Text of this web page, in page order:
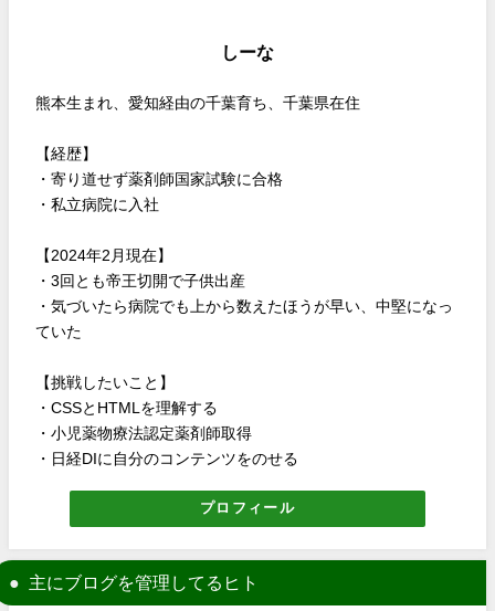
しーな
熊本生まれ、愛知経由の千葉育ち、千葉県在住
【経歴】
・寄り道せず薬剤師国家試験に合格
・私立病院に入社
【2024年2月現在】
・3回とも帝王切開で子供出産
・気づいたら病院でも上から数えたほうが早い、中堅になっ
ていた
【挑戦したいこと】
・CSSとHTMLを理解する
・小児薬物療法認定薬剤師取得
・日経DIに自分のコンテンツをのせる
プロフィール
主にブログを管理してるヒト